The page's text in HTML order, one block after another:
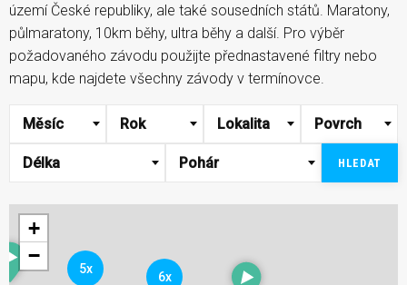
území České republiky, ale také sousedních států. Maratony,
půlmaratony, 10km běhy, ultra běhy a další. Pro výběr
požadovaného závodu použijte přednastavené filtry nebo
mapu, kde najdete všechny závody v termínovce.
Měsíc Rok Lokalita Povrch
Délka Pohár HLEDAT
6x
5x
+
−